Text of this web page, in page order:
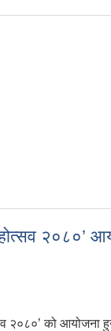
२०८०’
२०८०’ को आयोजना